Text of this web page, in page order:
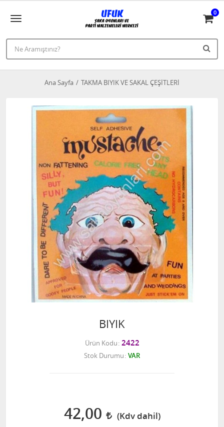
0
Ana Sayfa TAKMA BIYIK VE SAKAL ÇEŞİTLERİ
BIYIK
Ürün Kodu 2422
Stok Durumu VAR
42,00